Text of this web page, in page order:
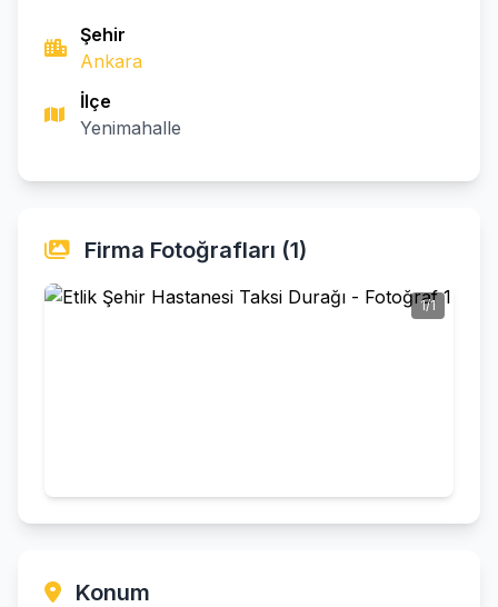
Şehir
Ankara
İlçe
Yenimahalle
Firma Fotoğrafları (1)
1/1
Konum